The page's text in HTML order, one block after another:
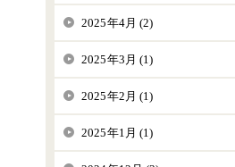
2025年4月 (2)
2025年3月 (1)
2025年2月 (1)
2025年1月 (1)